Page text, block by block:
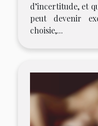
d’incertitude, et
peut devenir
choisie,...